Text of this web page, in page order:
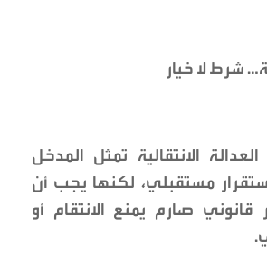
شرط لا خيار
الانتقالية تمثل المدخل
مستقبلي، لكنها يجب أن
صارم يمنع الانتقام أو